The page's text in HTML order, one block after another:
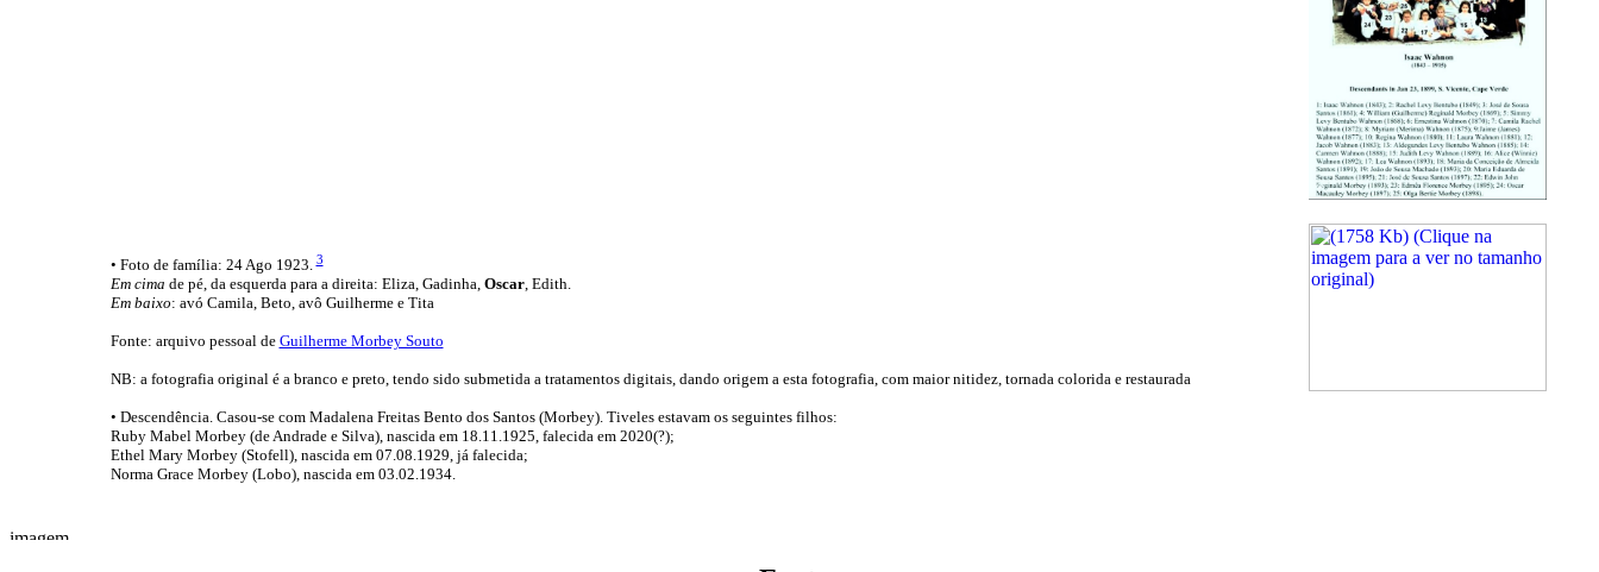
• Foto de família: 24 Ago 1923.3
Em cima de pé, da esquerda para a direita: Eliza, Gadinha, Oscar, Edith.
Em baixo: avó Camila, Beto, avô Guilherme e Tita
Fonte: arquivo pessoal de Guilherme Morbey Souto
NB: a fotografia original é a branco e preto, tendo sido submetida a tratamentos digitais, dando origem a esta fotografia, com maior nitidez, tornada colorida e restaurada
• Descendência. Casou-se com Madalena Freitas Bento dos Santos (Morbey). Tiveles estavam os seguintes filhos:
Ruby Mabel Morbey (de Andrade e Silva), nascida em 18.11.1925, falecida em 2020(?);
Ethel Mary Morbey (Stofell), nascida em 07.08.1929, já falecida;
Norma Grace Morbey (Lobo), nascida em 03.02.1934.